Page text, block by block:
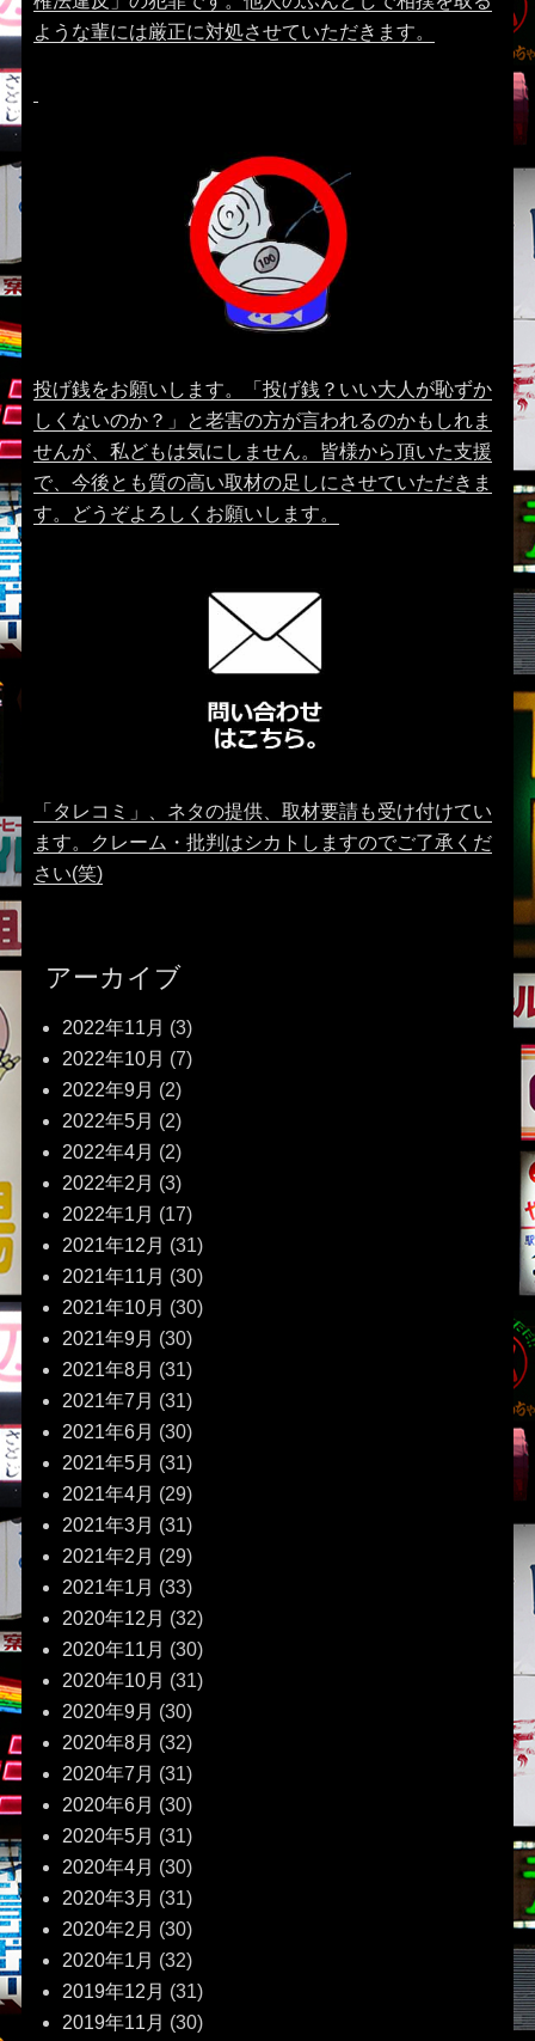
ような輩には厳正に対処させていただきます。
投げ銭をお願いします。「投げ銭？いい大人が恥ずか
しくないのか？」と老害の方が言われるのかもしれま
せんが、私どもは気にしません。皆様から頂いた支援
で、今後とも質の高い取材の足しにさせていただきま
す。どうぞよろしくお願いします。
「タレコミ」、ネタの提供、取材要請も受け付けてい
ます。クレーム・批判はシカトしますのでご了承くだ
さい(笑)
アーカイブ
2022年11月 (3)
2022年10月 (7)
2022年9月 (2)
2022年5月 (2)
2022年4月 (2)
2022年2月 (3)
2022年1月 (17)
2021年12月 (31)
2021年11月 (30)
2021年10月 (30)
2021年9月 (30)
2021年8月 (31)
2021年7月 (31)
2021年6月 (30)
2021年5月 (31)
2021年4月 (29)
2021年3月 (31)
2021年2月 (29)
2021年1月 (33)
2020年12月 (32)
2020年11月 (30)
2020年10月 (31)
2020年9月 (30)
2020年8月 (32)
2020年7月 (31)
2020年6月 (30)
2020年5月 (31)
2020年4月 (30)
2020年3月 (31)
2020年2月 (30)
2020年1月 (32)
2019年12月 (31)
2019年11月 (30)